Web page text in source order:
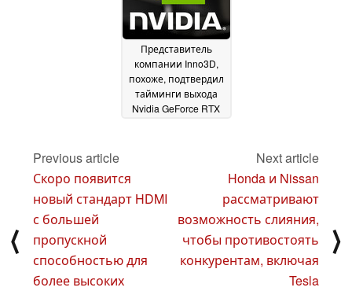
Представитель
компании Inno3D,
похоже, подтвердил
тайминги выхода
Nvidia GeForce RTX
⟨
Previous article
Скоро появится
новый стандарт HDMI
с большей
пропускной
способностью для
более высоких
Next article
Honda и Nissan
рассматривают
возможность слияния,
чтобы противостоять
конкурентам, включая
Tesla
⟩